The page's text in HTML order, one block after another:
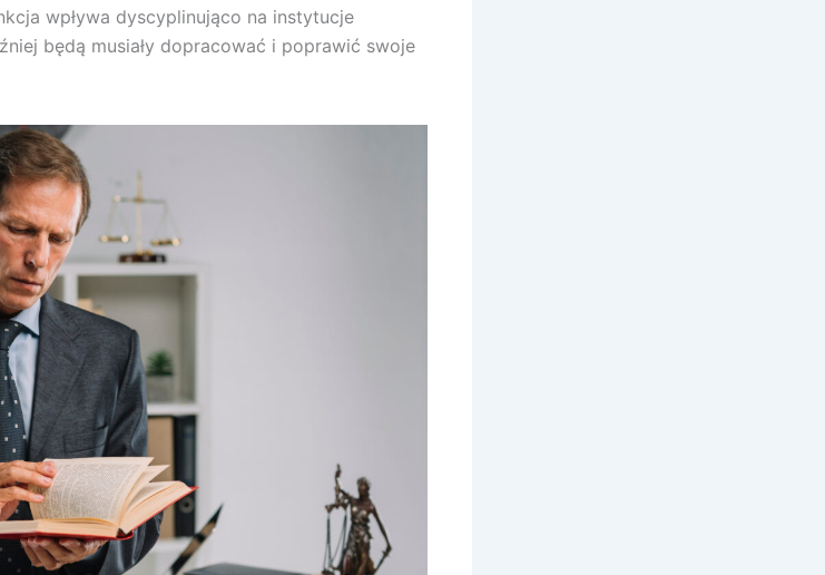
wpływa dyscyplinująco na instytucje
będą musiały dopracować i poprawić swoje